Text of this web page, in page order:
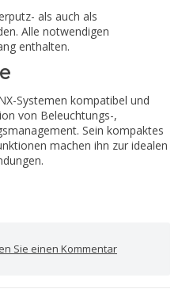
als auch als
Alle notwendigen
enthalten.
Systemen kompatibel und
von Beleuchtungs-,
Sein kompaktes
machen ihn zur idealen
Sie einen Kommentar